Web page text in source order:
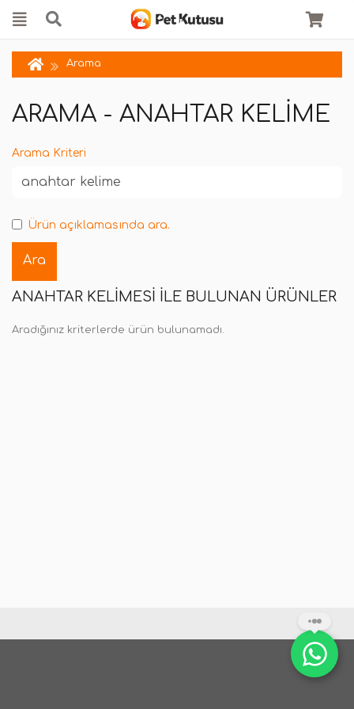
Arama
ARAMA - ANAHTAR KELIME
Arama Kriteri
Ürün açıklamasında ara.
ANAHTAR KELIMESI ILE BULUNAN ÜRÜNLER
Aradığınız kriterlerde ürün bulunamadı.